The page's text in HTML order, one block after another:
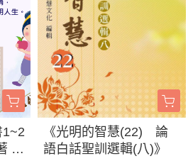
1~2
/
《光明的智慧(22) 論
語白話聖訓選輯(八)》